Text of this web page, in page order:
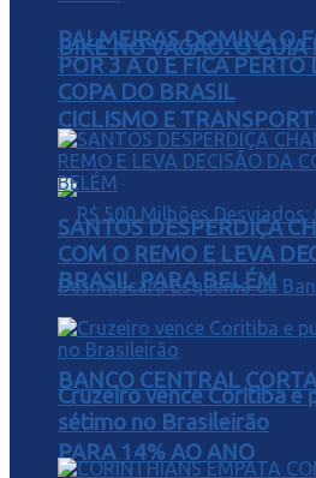
BIKE NO VAGÃO: O GUIA
CICLISMO E
BANCO CENTRAL
PARA 14% AO ANO
PALMEIRAS DOMINA O
POR 3 A 0 E FICA PERTO
COPA DO BRASIL
SANTOS DESPERDIÇA
COM O REMO E LEVA
BRASIL PARA BELÉM
Cruzeiro vence Coritiba e
sétimo no Brasileirão